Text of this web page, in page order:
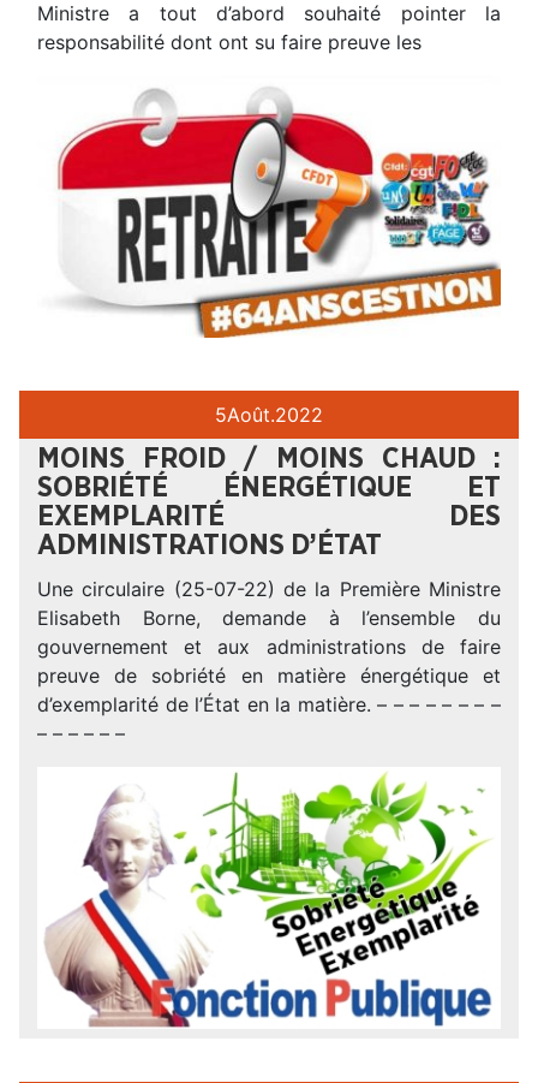
Ministre a tout d’abord souhaité pointer la
responsabilité dont ont su faire preuve les
5Août.2022
MOINS FROID / MOINS CHAUD :
SOBRIÉTÉ ÉNERGÉTIQUE ET
EXEMPLARITÉ DES
ADMINISTRATIONS D’ÉTAT
Une circulaire (25-07-22) de la Première Ministre
Elisabeth Borne, demande à l’ensemble du
gouvernement et aux administrations de faire
preuve de sobriété en matière énergétique et
d’exemplarité de l’État en la matière. – – – – – – – –
– – – – – –